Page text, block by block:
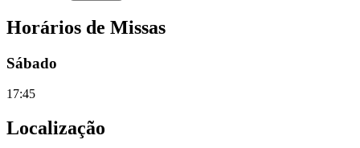
Horários de Missas
Sábado
17:45
Localização